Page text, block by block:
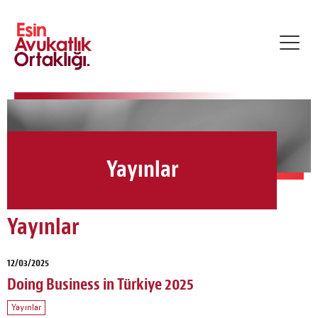
Yayınlar
Yayınlar
12/03/2025
Doing Business in Türkiye 2025
Yayınlar